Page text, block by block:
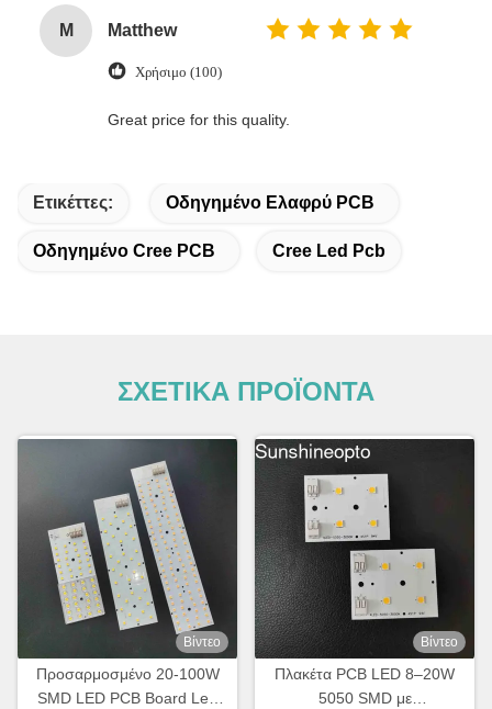
M Matthew
Χρήσιμο (100)
Great price for this quality.
Ετικέττες: Οδηγημένο Ελαφρύ PCB
Οδηγημένο Cree PCB Cree Led Pcb
ΣΧΕΤΙΚΑ ΠΡΟΪΟΝΤΑ
Βίντεο
Προσαρμοσμένο 20-100W
SMD LED PCB Board Led
Βίντεο
Πλακέτα PCB LED 8–20W
5050 SMD με